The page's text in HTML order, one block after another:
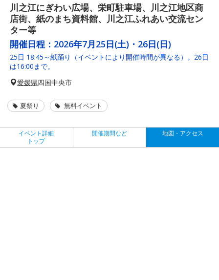
川之江にぎわい広場、栄町駐車場、川之江地区商
店街、紙のまち資料館、川之江ふれあい交流セン
ター等
開催日程： 2026年7月25日(土)・26日(日)
25日 18:45～紙踊り（イベントにより開催時間が異なる）。26日
は16:00まで。
愛媛県四国中央市
夏祭り 無料イベント
イベント詳細
トップ
開催期間など 地図・アクセス